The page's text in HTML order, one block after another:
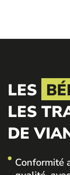
LES
LES
DE
Conformité